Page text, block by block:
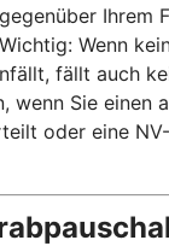
Ihrem
Wenn
fällt auch
wenn Sie einen
oder eine